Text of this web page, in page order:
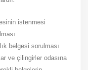
istenmesi
belgesi sorulması
ve çilingirler odasına